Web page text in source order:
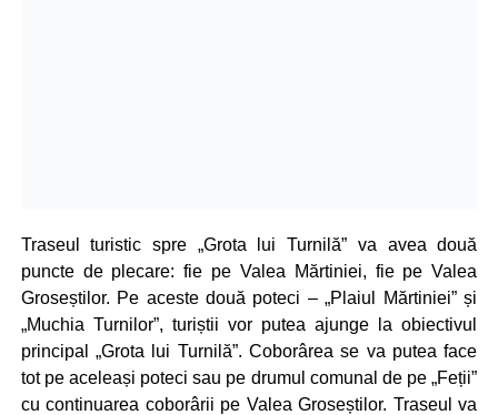
Traseul turistic spre „Grota lui Turnilă” va avea două
puncte de plecare: fie pe Valea Mărtiniei, fie pe Valea
Groseștilor. Pe aceste două poteci – „Plaiul Mărtiniei” și
„Muchia Turnilor”, turiștii vor putea ajunge la obiectivul
principal „Grota lui Turnilă”. Coborârea se va putea face
tot pe aceleași poteci sau pe drumul comunal de pe „Feții”
cu continuarea coborârii pe Valea Groseștilor. Traseul va